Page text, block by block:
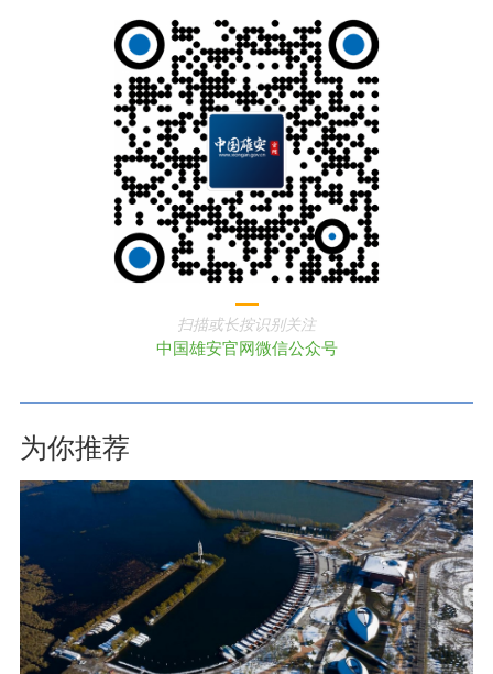
扫描或长按识别关注
中国雄安官网微信公众号
为你推荐